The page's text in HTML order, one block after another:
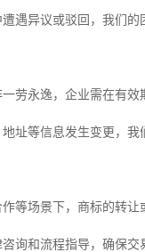
遇异议或驳回，我们
劳永逸，企业需在有效
址等信息发生变更，
等场景下，商标的转让
询和流程指导，确保交